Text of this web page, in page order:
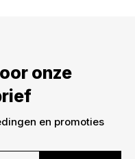
onze
en promoties